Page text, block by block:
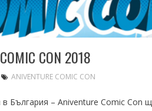
CON 2018
ANIVENTURE COMIC CON
България – Aniventure Comic Con